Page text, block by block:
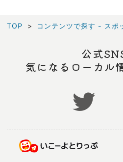
TOP コンテンツで探す - スポ
公式
気になるローカル